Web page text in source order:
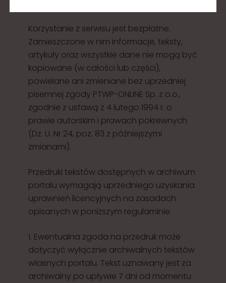
Korzystanie z serwisu jest bezpłatne.
Zamieszczone w nim informacje, teksty,
artykuły oraz wszystkie dane nie mogą być
kopiowane (w całości lub części),
powielane ani zmieniane bez uprzedniej
pisemnej zgody PTWP-ONLINE Sp. z o.o.,
zgodnie z ustawą z 4 lutego 1994 r. o
prawie autorskim i prawach pokrewnych
(Dz. U. Nr 24, poz. 83 z późniejszymi
zmianami).
Przedruki tekstów dostępnych w archiwum
portalu wymagają uprzedniego uzyskania
uprawnień licencyjnych na zasadach
opisanych w poniższym regulaminie.
1. Ewentualna zgoda na przedruk może
dotyczyć wyłącznie archiwalnych tekstów
własnych portalu. Tekst uznawany jest za
archiwalny po upływie 7 dni od momentu